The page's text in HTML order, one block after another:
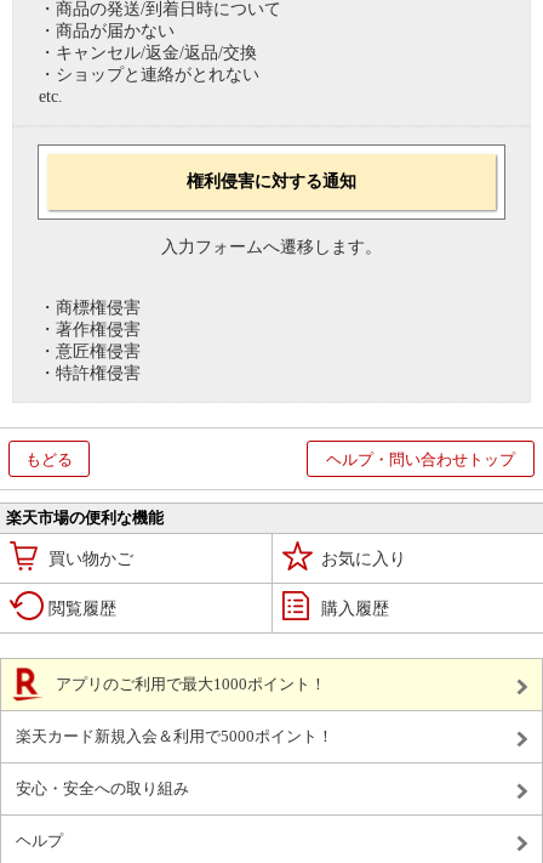
・商品の発送/到着日時について
・商品が届かない
・キャンセル/返金/返品/交換
・ショップと連絡がとれない
etc.
権利侵害に対する通知
入力フォームへ遷移します。
・商標権侵害
・著作権侵害
・意匠権侵害
・特許権侵害
もどる ヘルプ・問い合わせトップ
楽天市場の便利な機能
買い物かご お気に入り
閲覧履歴 購入履歴
アプリのご利用で最大1000ポイント！
楽天カード新規入会＆利用で5000ポイント！
安心・安全への取り組み
ヘルプ